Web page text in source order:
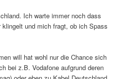
Ich warte immer noch dass
und mich fragt, ob ich Spass
will hat wohl nur die Chance sich
bei z.B. Vodafone aufgrund deren